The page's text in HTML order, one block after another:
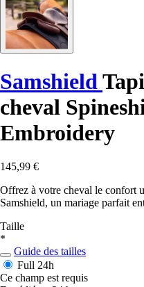
Samshield
cheval
Embroidery
145,99 €
Offrez à votre cheval le confort
Samshield, un mariage parfait
Taille
*
Guide des tailles
Full 24h
Ce champ est requis